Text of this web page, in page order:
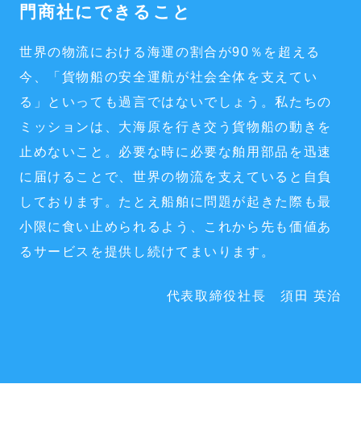
門商社にできること
世界の物流における海運の割合が90％を超える
今、「貨物船の安全運航が社会全体を支えてい
る」といっても過言ではないでしょう。私たちの
ミッションは、大海原を行き交う貨物船の動きを
止めないこと。必要な時に必要な舶用部品を迅速
に届けることで、世界の物流を支えていると自負
しております。たとえ船舶に問題が起きた際も最
小限に食い止められるよう、これから先も価値あ
るサービスを提供し続けてまいります。
代表取締役社長 須田 英治